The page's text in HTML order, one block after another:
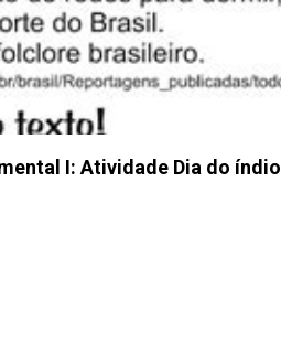
I: Atividade Dia do índio